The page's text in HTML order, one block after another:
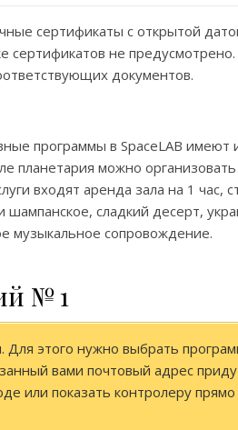
сертификаты с открытой
сертификатов не
документов.
программы в SpaceLAB имеют
планетария можно
входят аренда зала на 1 час,
сладкий десерт,
музыкальное сопровождение.
№ 1
этого нужно выбрать
вами почтовый адрес
или показать контролеру